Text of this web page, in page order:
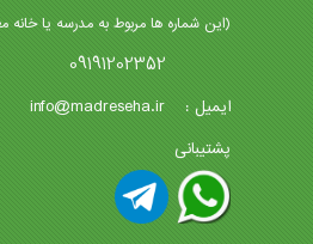
(این شماره ها مربوط به مدرسه یا
09191202352
ایمیل : info@madreseha.ir
پشتیبانی